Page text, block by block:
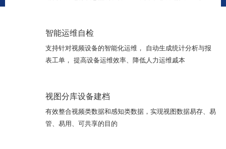
智能运维自检
支持针对视频设备的智能化运维， 自动生成统计分析与报
表工单， 提高设备运维效率、降低人力运维戚本
视图分库设备建档
有效整合视频类数据和感知类数据，实现视图数据易存、易
管、易用、可共享的目的